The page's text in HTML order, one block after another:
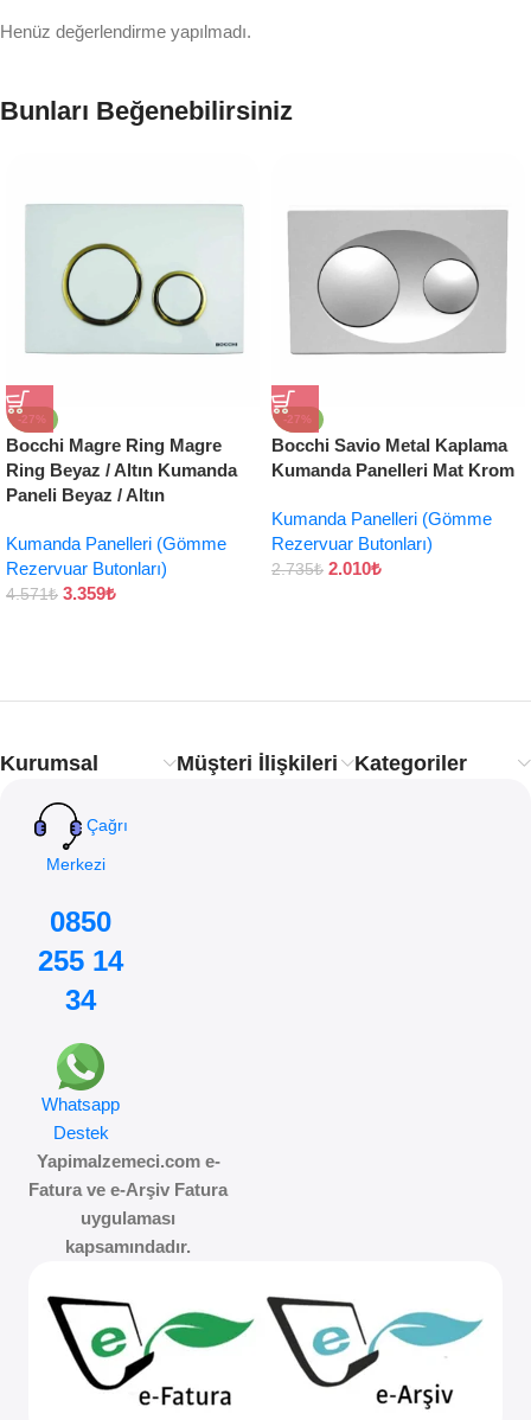
Henüz değerlendirme yapılmadı.
Bunları Beğenebilirsiniz
-27%
Bocchi Magre Ring Magre
Ring Beyaz / Altın Kumanda
Paneli Beyaz / Altın
Kumanda Panelleri (Gömme
Rezervuar Butonları)
4.571₺ 3.359₺
-27%
Bocchi Savio Metal Kaplama
Kumanda Panelleri Mat Krom
Kumanda Panelleri (Gömme
Rezervuar Butonları)
2.735₺ 2.010₺
Kurumsal Müşteri İlişkileri Kategoriler
Çağrı
Merkezi
0850
255 14
34
Whatsapp
Destek
Yapimalzemeci.com e-
Fatura ve e-Arşiv Fatura
uygulaması
kapsamındadır.